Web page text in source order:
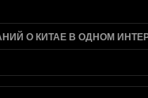
О КИТАЕ В ОДНОМ